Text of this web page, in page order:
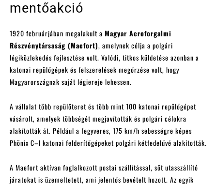
mentőakció
1920 februárjában megalakult a Magyar Aeroforgalmi
Részvénytársaság (Maefort), amelynek célja a polgári
légiközlekedés fejlesztése volt. Valódi, titkos küldetése azonban a
katonai repülőgépek és felszerelések megőrzése volt, hogy
Magyarországnak saját légiereje lehessen.
A vállalat több repülőteret és több mint 100 katonai repülőgépet
vásárolt, amelyek többségét megjavították és polgári célokra
alakították át. Például a fegyveres, 175 km/h sebességre képes
Phönix C–I katonai felderítőgépeket polgári kétfedelűvé alakították.
A Maefort aktívan foglalkozott postai szállítással, sőt utasszállító
járatokat is üzemeltetett, ami jelentős bevételt hozott. Az egyik